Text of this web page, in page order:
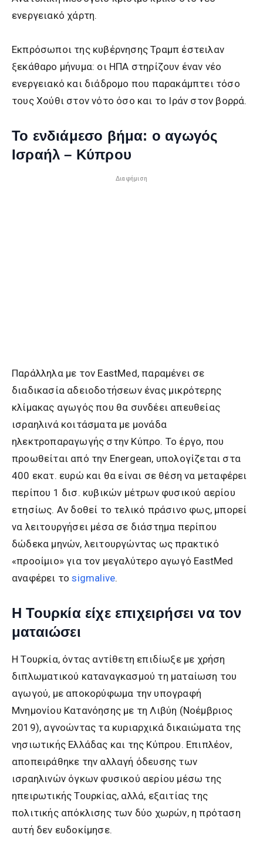
ενεργειακό χάρτη.
Εκπρόσωποι της κυβέρνησης Τραμπ έστειλαν
ξεκάθαρο μήνυμα: οι ΗΠΑ στηρίζουν έναν νέο
ενεργειακό και διάδρομο που παρακάμπτει τόσο
τους Χούθι στον νότο όσο και το Ιράν στον βορρά.
Το ενδιάμεσο βήμα: ο αγωγός
Ισραήλ – Κύπρου
Διαφήμιση
Παράλληλα με τον EastMed, παραμένει σε
διαδικασία αδειοδοτήσεων ένας μικρότερης
κλίμακας αγωγός που θα συνδέει απευθείας
ισραηλινά κοιτάσματα με μονάδα
ηλεκτροπαραγωγής στην Κύπρο. Το έργο, που
προωθείται από την Energean, υπολογίζεται στα
400 εκατ. ευρώ και θα είναι σε θέση να μεταφέρει
περίπου 1 δισ. κυβικών μέτρων φυσικού αερίου
ετησίως. Αν δοθεί το τελικό πράσινο φως, μπορεί
να λειτουργήσει μέσα σε διάστημα περίπου
δώδεκα μηνών, λειτουργώντας ως πρακτικό
«προοίμιο» για τον μεγαλύτερο αγωγό EastMed
αναφέρει τοsigmalive.
Η Τουρκία είχε επιχειρήσει να τον
ματαιώσει
Η Τουρκία, όντας αντίθετη επιδίωξε με χρήση
διπλωματικού καταναγκασμού τη ματαίωση του
αγωγού, με αποκορύφωμα την υπογραφή
Μνημονίου Κατανόησης με τη Λιβύη (Νοέμβριος
2019), αγνοώντας τα κυριαρχικά δικαιώματα της
νησιωτικής Ελλάδας και της Κύπρου. Επιπλέον,
αποπειράθηκε την αλλαγή όδευσης των
ισραηλινών όγκων φυσικού αερίου μέσω της
ηπειρωτικής Τουρκίας, αλλά, εξαιτίας της
πολιτικής απόκλισης των δύο χωρών, η πρόταση
αυτή δεν ευδοκίμησε.